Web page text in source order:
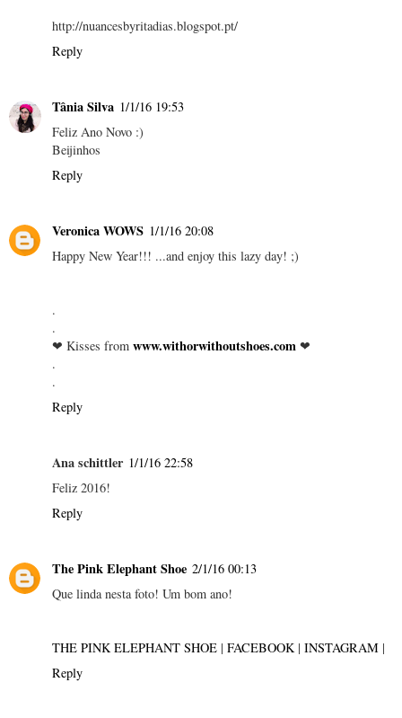
http://nuancesbyritadias.blogspot.pt/
Reply
Tânia Silva 1/1/16 19:53
Feliz Ano Novo :)
Beijinhos
Reply
Veronica WOWS 1/1/16 20:08
Happy New Year!!! ...and enjoy this lazy day! ;)
.
.
❤ Kisses from www.withorwithoutshoes.com ❤
.
.
Reply
Ana schittler 1/1/16 22:58
Feliz 2016!
Reply
The Pink Elephant Shoe 2/1/16 00:13
Que linda nesta foto! Um bom ano!
THE PINK ELEPHANT SHOE | FACEBOOK| INSTAGRAM |
Reply